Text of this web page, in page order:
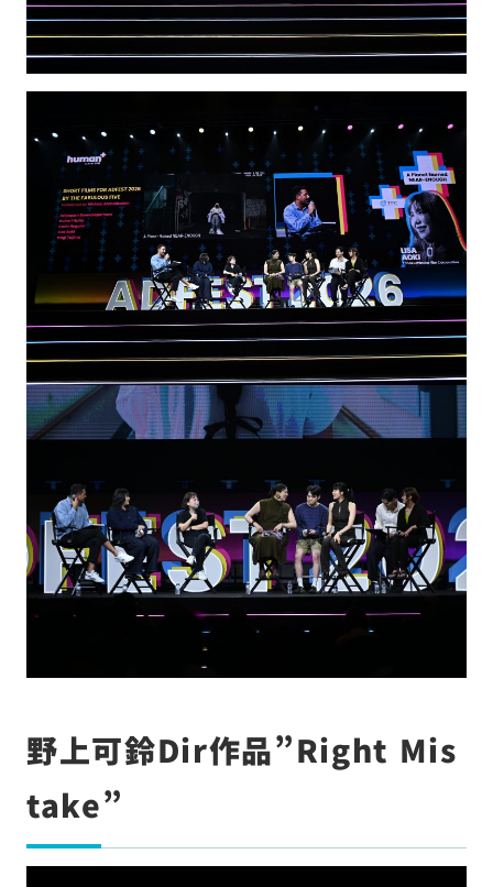
野上可鈴Dir作品”Right Mis
take”